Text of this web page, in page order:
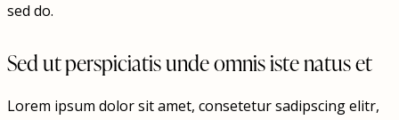
sed do.
Sed ut perspiciatis unde omnis iste natus et
Lorem ipsum dolor sit amet, consetetur sadipscing elitr,